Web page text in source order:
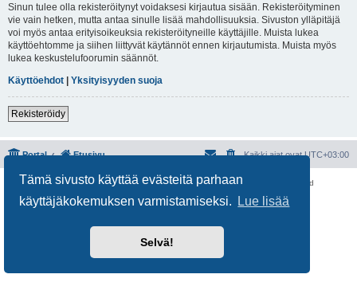
Tämä sivusto käyttää evästeitä parhaan
käyttäjäkokemuksen varmistamiseksi.
Lue lisää
Selvä!
Sinun tulee olla rekisteröitynyt voidaksesi kirjautua sisään. Rekisteröityminen
vie vain hetken, mutta antaa sinulle lisää mahdollisuuksia. Sivuston ylläpitäjä
voi myös antaa erityisoikeuksia rekisteröityneille käyttäjille. Muista lukea
käyttöehtomme ja siihen liittyvät käytännöt ennen kirjautumista. Muista myös
lukea keskustelufoorumin säännöt.
Käyttöehdot | Yksityisyyden suoja
Rekisteröidy
Portal Etusivu Kaikki ajat ovatUTC+03:00
Keskustelufoorumin ohjelmistophpBB® Forum Software © phpBB Limited
Käännös: phpBB Suomi (lurttinen, harritapio, Pettis)